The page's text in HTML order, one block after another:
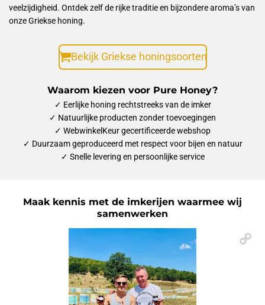
veelzijdigheid. Ontdek zelf de rijke traditie en bijzondere aroma’s van
onze Griekse honing.
Bekijk Griekse honingsoorten
Waarom kiezen voor Pure Honey?
✓ Eerlijke honing rechtstreeks van de imker
✓ Natuurlijke producten zonder toevoegingen
✓ WebwinkelKeur gecertificeerde webshop
✓ Duurzaam geproduceerd met respect voor bijen en natuur
✓ Snelle levering en persoonlijke service
Maak kennis met de imkerijen waarmee wij
samenwerken